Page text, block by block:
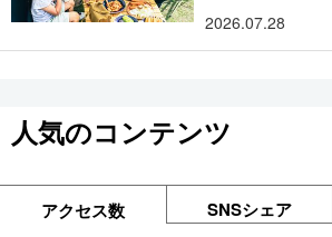
2026.07.28
人気のコンテンツ
アクセス数 SNSシェア